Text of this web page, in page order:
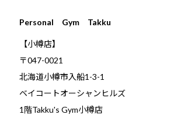
Personal Gym Takku
【小樽店】
〒047-0021
北海道小樽市入船1-3-1
ベイコートオーシャンヒルズ
1階Takku's Gym小樽店